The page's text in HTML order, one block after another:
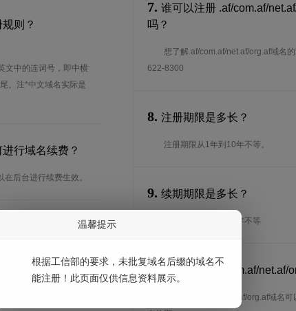
则？
文中的连词号，即中横
。注*中文域名实际是
行域名续费？
后台进行续费生效。
7. 谁可以注册 .af/com.af/
吗？
想了解.af/com.af/net.af/org.af域名
622-8300
8. 注册期限是多长？
注册期限从1年到10年不等。
9. 续期期限是多长？
续期期限从1年到10年不等
10. 可以转入af/com.af/net.af/
是的，af/com.af/net.af/org.af域名
温馨提示
根据工信部的要求，未批复域名后缀的域名不
能注册！此页面仅供信息资料展示。